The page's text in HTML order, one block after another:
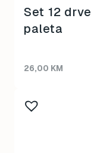
Set 12
paleta
26,00 KM